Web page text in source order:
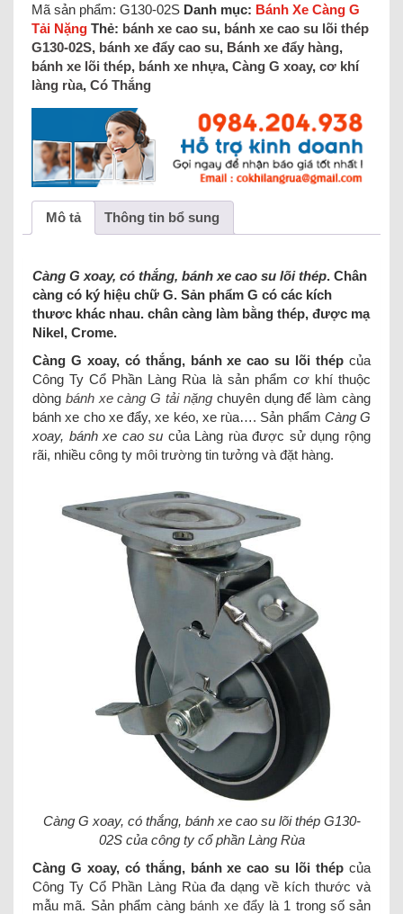
Mã sản phẩm: G130-02S Danh mục: Bánh Xe Càng G
Tải Nặng Thẻ: bánh xe cao su, bánh xe cao su lõi thép
G130-02S, bánh xe đẩy cao su, Bánh xe đẩy hàng,
bánh xe lõi thép, bánh xe nhựa, Càng G xoay, cơ khí
làng rùa, Có Thắng
Mô tả Thông tin bổ sung
Càng G xoay, có thắng, bánh xe cao su lõi thép. Chân
càng có ký hiệu chữ G. Sản phẩm G có các kích
thươc khác nhau. chân càng làm bằng thép, được mạ
Nikel, Crome.
Càng G xoay, có thắng, bánh xe cao su lõi thép của
Công Ty Cổ Phần Làng Rùa là sản phẩm cơ khí thuộc
dòng bánh xe càng G tải nặngchuyên dụng để làm càng
bánh xe cho xe đẩy, xe kéo, xe rùa…. Sản phẩm Càng G
xoay, bánh xe cao su của Làng rùa được sử dụng rộng
rãi, nhiều công ty môi trường tin tưởng và đặt hàng.
Càng G xoay, có thắng, bánh xe cao su lõi thép G130-
02S của công ty cổ phần Làng Rùa
Càng G xoay, có thắng, bánh xe cao su lõi thép của
Công Ty Cổ Phần Làng Rùa đa dạng về kích thước và
mẫu mã. Sản phẩm càng bánh xe đẩylà 1 trong số sản